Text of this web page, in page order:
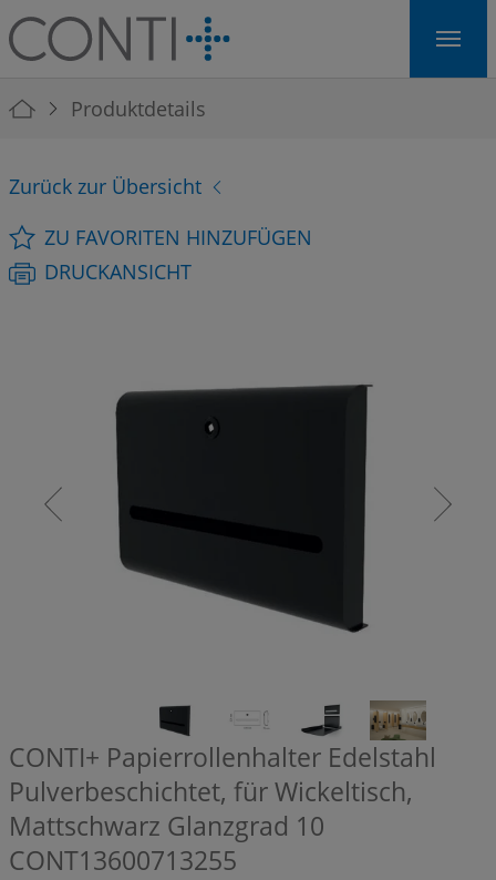
Skip to main navigation
Skip to main content
Skip to page footer
You are here:
Produktdetails
Zurück zur Übersicht
ZU FAVORITEN HINZUFÜGEN
DRUCKANSICHT
CONTI+ Papierrollenhalter Edelstahl
Pulverbeschichtet, für Wickeltisch,
Mattschwarz Glanzgrad 10
CONT13600713255